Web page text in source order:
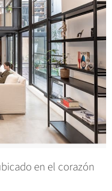
en el corazón